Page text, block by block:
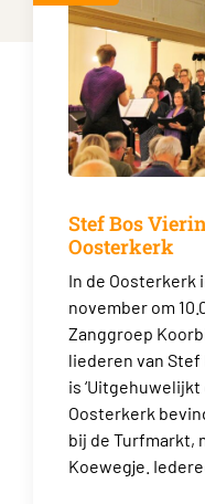
Stef Bos
Oosterkerk
In de Oosterkerk
november om
Zanggroep
liederen van
is
Oosterkerk
bij de Turfmarkt,
Koewegje.